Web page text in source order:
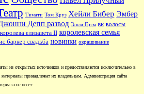
Тимати Том Круз Хейли Бибер Эмбер
Депп развод Эшли Грэм вк волосы
королева елизавета II королевская семья
баркер свадьба новинки окрашивание
из открытых источников и предоставляются исключительно в
принадлежат их владельцам. Администрация сайта
не несет.